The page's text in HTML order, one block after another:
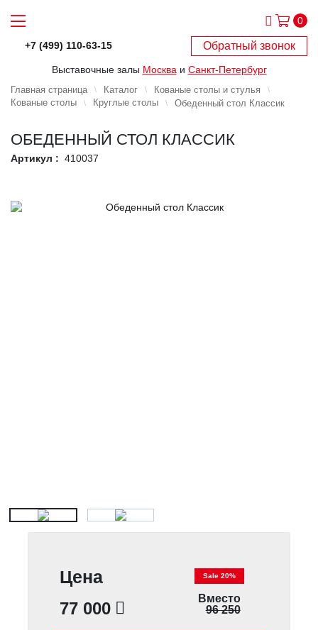
0
+7 (499) 110-63-15 Обратный звонок
Выставочные залы Москва и Санкт-Петербург
Главная страница Каталог
Кованые столы и стулья
Кованые столы
Круглые столы Обеденный стол Классик
ОБЕДЕННЫЙ СТОЛ КЛАССИК
Артикул : 410037
Цена
77 000
Sale 20%
Вместо
96 250